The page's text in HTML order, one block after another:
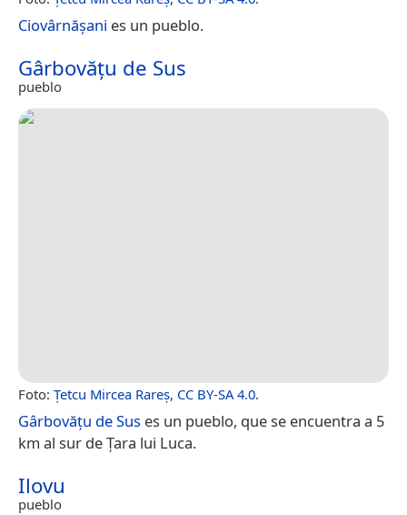
Ciovârnășani es un pueblo.
Gârbovățu de Sus
pueblo
Foto: Țetcu Mircea Rareș, CC BY-SA 4.0.
Gârbovățu de Sus es un pueblo, que se encuentra a 5
km al sur de Țara lui Luca.
Ilovu
pueblo